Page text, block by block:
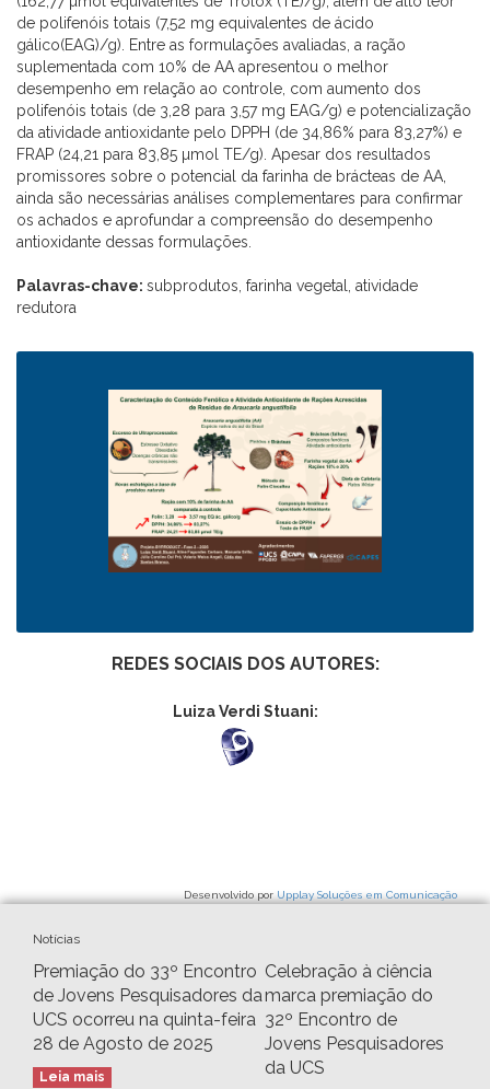
de polifenóis totais (7,52 mg equivalentes de ácido
gálico(EAG)/g). Entre as formulações avaliadas, a ração
suplementada com 10% de AA apresentou o melhor
desempenho em relação ao controle, com aumento dos
polifenóis totais (de 3,28 para 3,57 mg EAG/g) e potencialização
da atividade antioxidante pelo DPPH (de 34,86% para 83,27%) e
FRAP (24,21 para 83,85 µmol TE/g). Apesar dos resultados
promissores sobre o potencial da farinha de brácteas de AA,
ainda são necessárias análises complementares para confirmar
os achados e aprofundar a compreensão do desempenho
antioxidante dessas formulações.
Palavras-chave: subprodutos, farinha vegetal, atividade
redutora
REDES SOCIAIS DOS AUTORES:
Luiza Verdi Stuani:
Desenvolvido por Upplay Soluções em Comunicação
Notícias
Premiação do 33º Encontro
de Jovens Pesquisadores da
UCS ocorreu na quinta-feira
28 de Agosto de 2025
Leia mais
Celebração à ciência
marca premiação do
32º Encontro de
Jovens Pesquisadores
da UCS